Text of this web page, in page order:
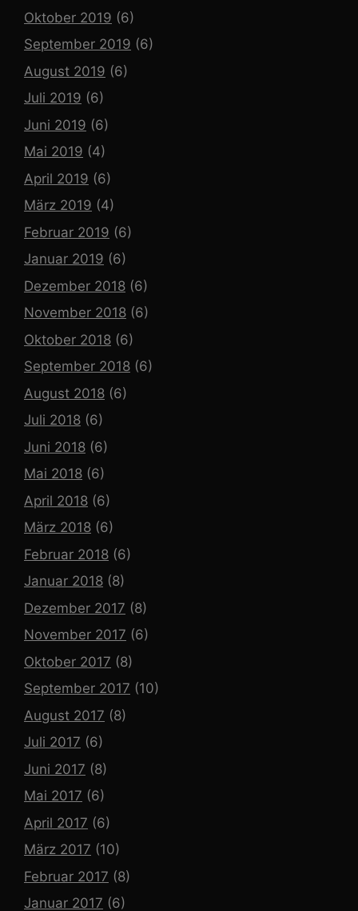
Oktober 2019 (6)
September 2019 (6)
August 2019 (6)
Juli 2019 (6)
Juni 2019 (6)
Mai 2019 (4)
April 2019 (6)
März 2019 (4)
Februar 2019 (6)
Januar 2019 (6)
Dezember 2018 (6)
November 2018 (6)
Oktober 2018 (6)
September 2018 (6)
August 2018 (6)
Juli 2018 (6)
Juni 2018 (6)
Mai 2018 (6)
April 2018 (6)
März 2018 (6)
Februar 2018 (6)
Januar 2018 (8)
Dezember 2017 (8)
November 2017 (6)
Oktober 2017 (8)
September 2017 (10)
August 2017 (8)
Juli 2017 (6)
Juni 2017 (8)
Mai 2017 (6)
April 2017 (6)
März 2017 (10)
Februar 2017 (8)
Januar 2017 (6)